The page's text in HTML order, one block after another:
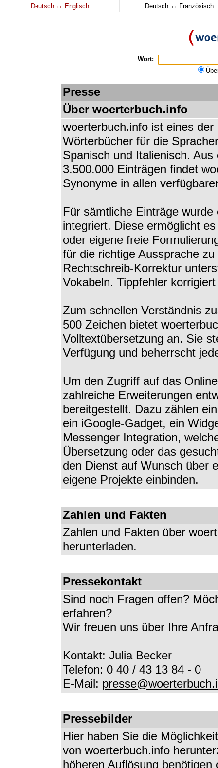
Deutsch ↔ Englisch Deutsch ↔ Französisch
Wort:
Presse
Über woerterbuch.info
woerterbuch.info ist eines
Wörterbücher für die
Spanisch und Italienisch.
3.500.000 Einträgen findet
Synonyme in allen
Für sämtliche Einträge
integriert. Diese ermöglicht
oder eigene freie
für die richtige Aussprache
Rechtschreib-Korrektur
Vokabeln. Tippfehler
Zum schnellen Verständnis
500 Zeichen bietet
Volltextübersetzung an. Sie
Verfügung und beherrscht
Um den Zugriff auf das
zahlreiche Erweiterungen
bereitgestellt. Dazu zählen
ein iGoogle-Gadget, ein
Messenger Integration,
Übersetzung oder das
den Dienst auf Wunsch über
eigene Projekte einbinden.
Zahlen und Fakten
Zahlen und Fakten über
herunterladen.
Pressekontakt
Sind noch Fragen offen?
erfahren?
Wir freuen uns über Ihre
Kontakt: Julia Becker
Telefon: 0 40 / 43 13 84 - 0
E-Mail:
Pressebilder
Hier haben Sie die
von woerterbuch.info
höheren Auflösung